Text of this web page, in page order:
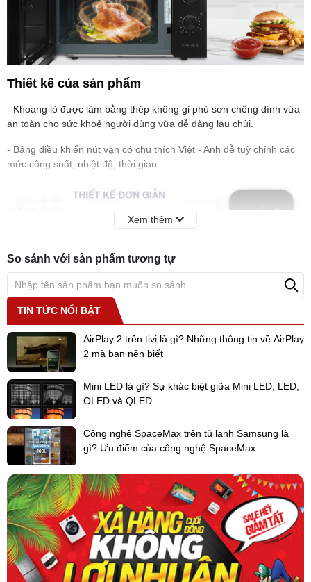
Thiết kế của sản phẩm
- Khoang lò được làm bằng thép không gỉ phủ sơn chống dính vừa
an toàn cho sức khoẻ người dùng vừa dễ dàng lau chùi.
- Bảng điều khiển nút vặn có chú thích Việt - Anh dễ tuỳ chỉnh các
mức công suất, nhiệt độ, thời gian.
Tiện ích - Phụ kiện
- Có hẹn giờ 35 phút giúp hạn chế tình trạng thức ăn bị cháy khét
hay bị khô.
-Lò vi sóng
có trang bị chuông báo sau khi nấu xong giúp tránh
việc để quên thức ăn trong lò.
- Khi hoạt động, khoang lò có đèn giúp chiếu sáng bên trong lò vi
sóng.
- Phụ kiện đi kèm: vòng xoay và đĩa xoay.
Xem thêm
So sánh với sản phẩm tương tự
TIN TỨC NỔI BẬT
AirPlay 2 trên tivi là gì? Những thông tin về AirPlay
2 mà bạn nên biết
Mini LED là gì? Sự khác biệt giữa Mini LED, LED,
OLED và QLED
Công nghệ SpaceMax trên tủ lạnh Samsung là
gì? Ưu điểm của công nghệ SpaceMax